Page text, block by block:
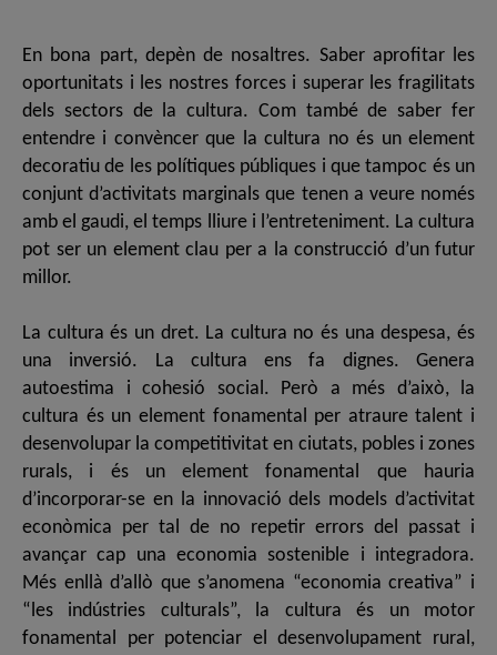
En bona part, depèn de nosaltres. Saber aprofitar les
oportunitats i les nostres forces i superar les fragilitats
dels sectors de la cultura. Com també de saber fer
entendre i convèncer que la cultura no és un element
decoratiu de les polítiques públiques i que tampoc és un
conjunt d’activitats marginals que tenen a veure només
amb el gaudi, el temps lliure i l’entreteniment. La cultura
pot ser un element clau per a la construcció d’un futur
millor.
La cultura és un dret. La cultura no és una despesa, és
una inversió. La cultura ens fa dignes. Genera
autoestima i cohesió social. Però a més d’això, la
cultura és un element fonamental per atraure talent i
desenvolupar la competitivitat en ciutats, pobles i zones
rurals, i és un element fonamental que hauria
d’incorporar-se en la innovació dels models d’activitat
econòmica per tal de no repetir errors del passat i
avançar cap una economia sostenible i integradora.
Més enllà d’allò que s’anomena “economia creativa” i
“les indústries culturals”, la cultura és un motor
fonamental per potenciar el desenvolupament rural,